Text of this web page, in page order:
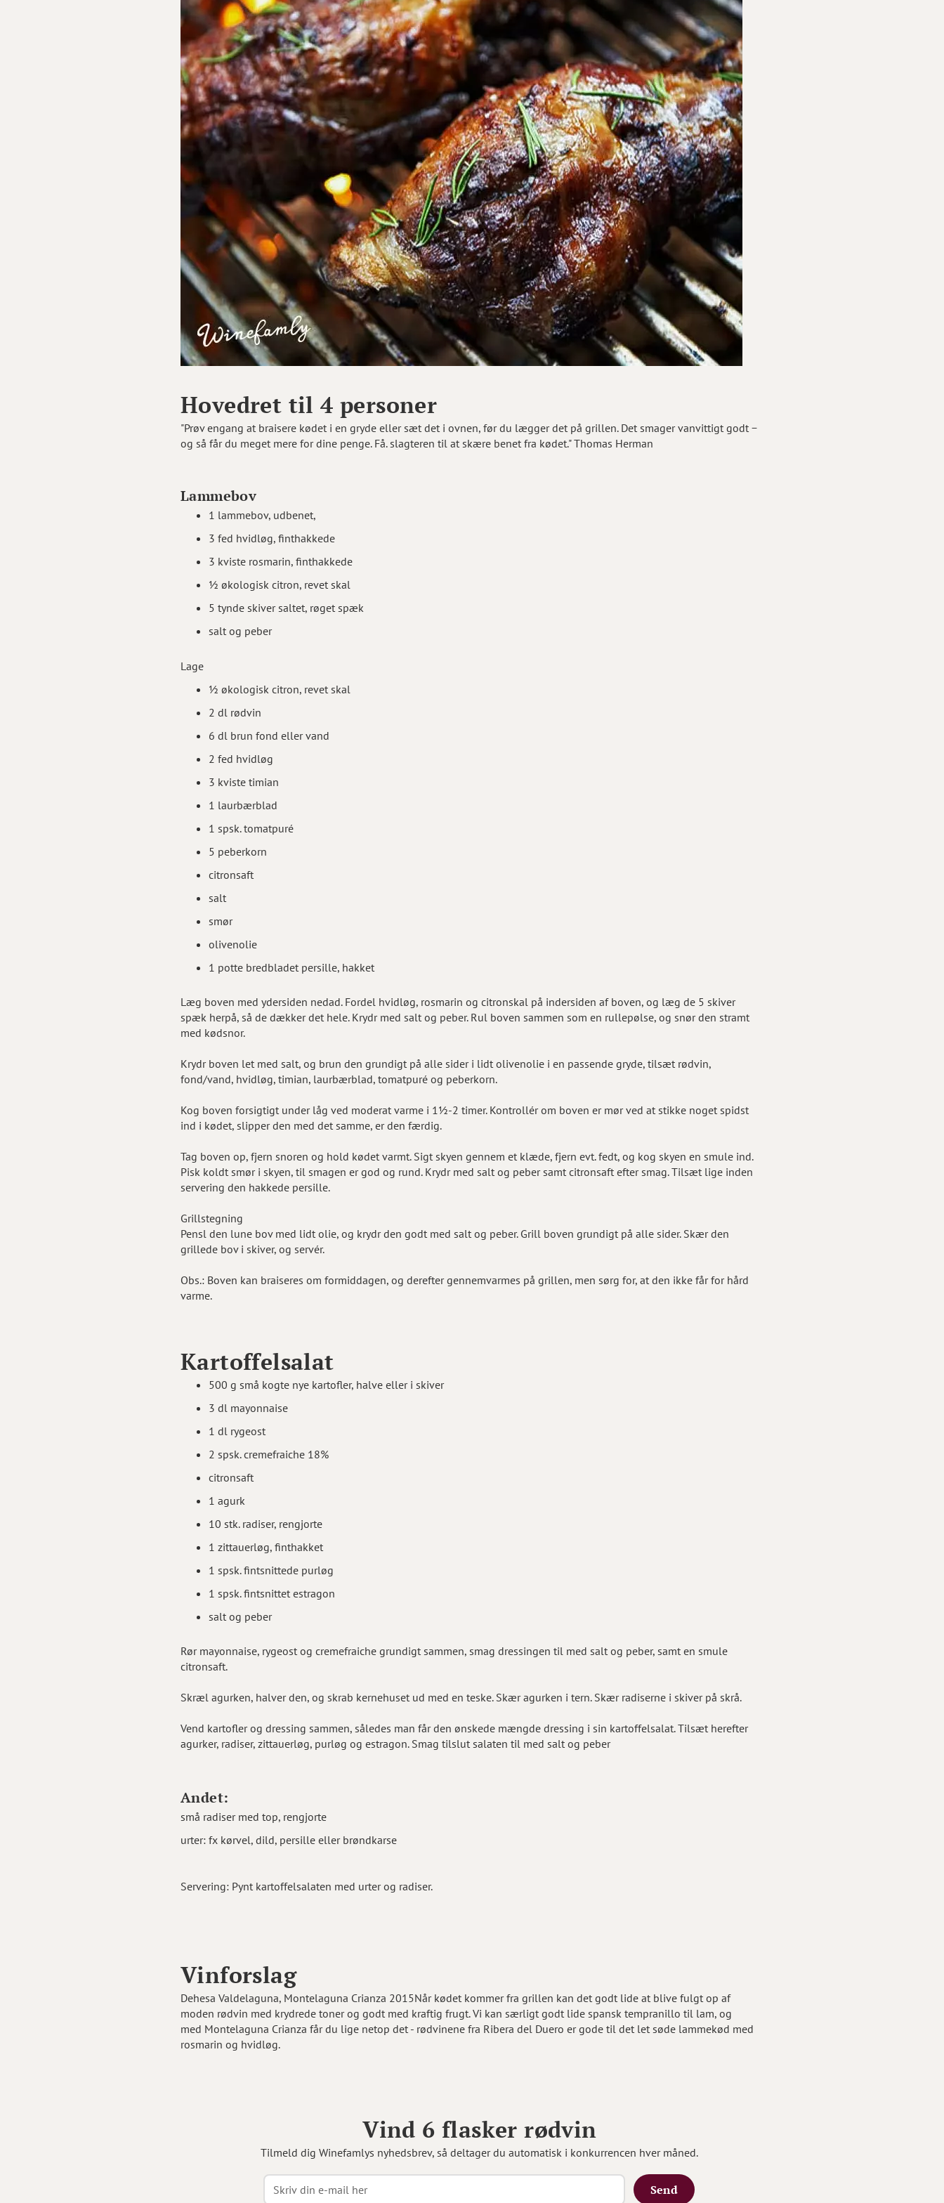
Hovedret til 4 personer
"Prøv engang at braisere kødet i en gryde eller sæt det i ovnen, før du lægger det på grillen. Det smager vanvittigt godt −
og så får du meget mere for dine penge. Få. slagteren til at skære benet fra kødet." Thomas Herman
Lammebov
1 lammebov, udbenet,
3 fed hvidløg, finthakkede
3 kviste rosmarin, finthakkede
½ økologisk citron, revet skal
5 tynde skiver saltet, røget spæk
salt og peber
Lage
½ økologisk citron, revet skal
2 dl rødvin
6 dl brun fond eller vand
2 fed hvidløg
3 kviste timian
1 laurbærblad
1 spsk. tomatpuré
5 peberkorn
citronsaft
salt
smør
olivenolie
1 potte bredbladet persille, hakket
Læg boven med ydersiden nedad. Fordel hvidløg, rosmarin og citronskal på indersiden af boven, og læg de 5 skiver
spæk herpå, så de dækker det hele. Krydr med salt og peber. Rul boven sammen som en rullepølse, og snør den stramt
med kødsnor.
Krydr boven let med salt, og brun den grundigt på alle sider i lidt olivenolie i en passende gryde, tilsæt rødvin,
fond/vand, hvidløg, timian, laurbærblad, tomatpuré og peberkorn.
Kog boven forsigtigt under låg ved moderat varme i 1½-2 timer. Kontrollér om boven er mør ved at stikke noget spidst
ind i kødet, slipper den med det samme, er den færdig.
Tag boven op, fjern snoren og hold kødet varmt. Sigt skyen gennem et klæde, fjern evt. fedt, og kog skyen en smule ind.
Pisk koldt smør i skyen, til smagen er god og rund. Krydr med salt og peber samt citronsaft efter smag. Tilsæt lige inden
servering den hakkede persille.
Grillstegning
Pensl den lune bov med lidt olie, og krydr den godt med salt og peber. Grill boven grundigt på alle sider. Skær den
grillede bov i skiver, og servér.
Obs.: Boven kan braiseres om formiddagen, og derefter gennemvarmes på grillen, men sørg for, at den ikke får for hård
varme.
Kartoffelsalat
500 g små kogte nye kartofler, halve eller i skiver
3 dl mayonnaise
1 dl rygeost
2 spsk. cremefraiche 18%
citronsaft
1 agurk
10 stk. radiser, rengjorte
1 zittauerløg, finthakket
1 spsk. fintsnittede purløg
1 spsk. fintsnittet estragon
salt og peber
Rør mayonnaise, rygeost og cremefraiche grundigt sammen, smag dressingen til med salt og peber, samt en smule
citronsaft.
Skræl agurken, halver den, og skrab kernehuset ud med en teske. Skær agurken i tern. Skær radiserne i skiver på skrå.
Vend kartofler og dressing sammen, således man får den ønskede mængde dressing i sin kartoffelsalat. Tilsæt herefter
agurker, radiser, zittauerløg, purløg og estragon. Smag tilslut salaten til med salt og peber
Andet:
små radiser med top, rengjorte
urter: fx kørvel, dild, persille eller brøndkarse
Servering: Pynt kartoffelsalaten med urter og radiser.
Vinforslag
Dehesa Valdelaguna, Montelaguna Crianza 2015Når kødet kommer fra grillen kan det godt lide at blive fulgt op af
moden rødvin med krydrede toner og godt med kraftig frugt. Vi kan særligt godt lide spansk tempranillo til lam, og
med Montelaguna Crianza får du lige netop det - rødvinene fra Ribera del Duero er gode til det let søde lammekød med
rosmarin og hvidløg.
Vind 6 flasker rødvin
Tilmeld dig Winefamlys nyhedsbrev, så deltager du automatisk i konkurrencen hver måned.
Send